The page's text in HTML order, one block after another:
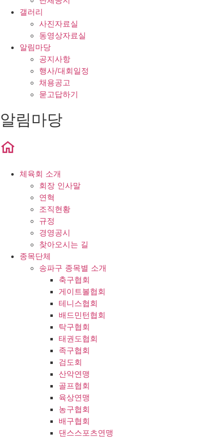
갤러리
사진자료실
동영상자료실
알림마당
공지사항
행사/대회일정
채용공고
묻고답하기
알림마당
체육회 소개
회장 인사말
연혁
조직현황
규정
경영공시
찾아오시는 길
종목단체
송파구 종목별 소개
축구협회
게이트볼협회
테니스협회
배드민턴협회
탁구협회
태권도협회
족구협회
검도회
산악연맹
골프협회
육상연맹
농구협회
배구협회
댄스스포츠연맹